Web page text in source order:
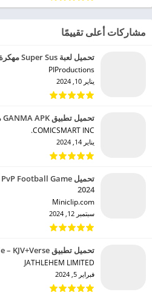
مشاركات أعلى تقييمًا
تحميل لعبة Super Sus مهكرة للاندرويد 2024
PIProductions‏
يناير 10, 2024
تحميل تطبيق GANMA APK مهكر للاندرويد 2024
COMICSMART INC.‏
يناير 14, 2024
2024
Miniclip.com‏
سبتمبر 12, 2024
تحميل تطبيق Holy Bible – KJV+Verse مهكر للاندرويد 2024
JATHLEHEM LIMITED‏
فبراير 5, 2024